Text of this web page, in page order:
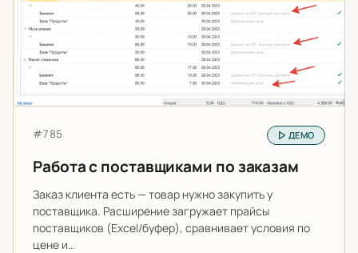
Артикул:
#785 ДЕМО
Работа с поставщиками по заказам
Заказ клиента есть — товар нужно закупить у
поставщика. Расширение загружает прайсы
поставщиков (Excel/буфер), сравнивает условия по
цене и…